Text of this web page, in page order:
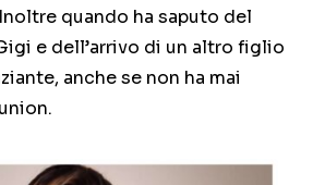
quando ha saputo del
e dell’arrivo di un altro figlio
anche se non ha mai